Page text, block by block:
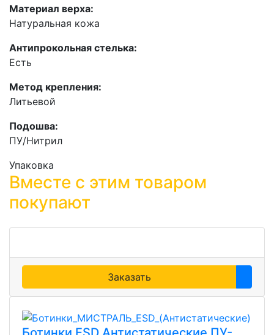
Материал верха:
Натуральная кожа
Антипрокольная стелька:
Есть
Метод крепления:
Литьевой
Подошва:
ПУ/Нитрил
Упаковка
Вместе с этим товаром
покупают
Заказать